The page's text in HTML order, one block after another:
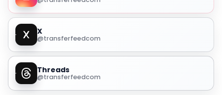
X
@transferfeedcom
Threads
@transferfeedcom